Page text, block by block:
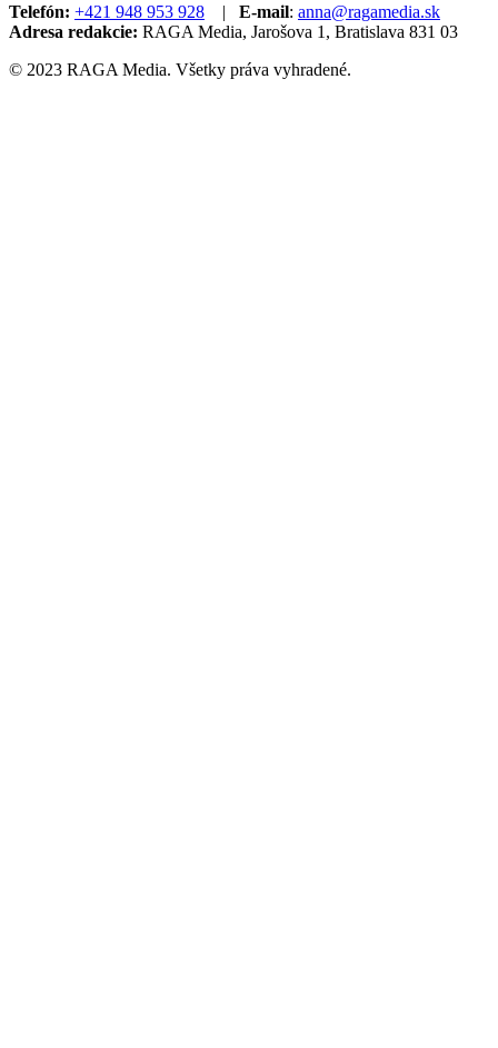
Telefón: +421 948 953 928 | E-mail: anna@ragamedia.sk
Adresa redakcie: RAGA Media, Jarošova 1, Bratislava 831 03
© 2023 RAGA Media. Všetky práva vyhradené.